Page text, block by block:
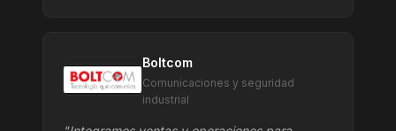
Boltcom
Comunicaciones y seguridad
industrial